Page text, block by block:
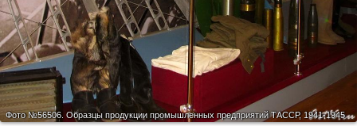
Фото №56506. Образцы продукции промышленных предприятий ТАССР, 1941-1945